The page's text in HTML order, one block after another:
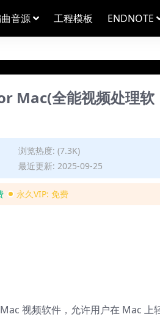
音源 工程模板 ENDNOTE
Mac(全能视频处理软
浏览热度: (7.3K)
最近更新: 2025-09-25
永久VIP: 免费
视频软件，允许用户在 Mac 上